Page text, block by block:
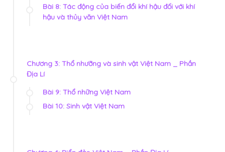
Bài 8: Tác động của biến đổi khí hậu đối với khí
hậu và thủy văn Việt Nam
Chương 3: Thổ nhưỡng và sinh vật Việt Nam _ Phần
Địa Lí
Bài 9: Thổ những Việt Nam
Bài 10: Sinh vật Việt Nam